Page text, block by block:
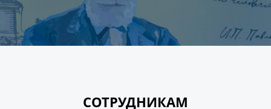
СОТРУДНИКАМ